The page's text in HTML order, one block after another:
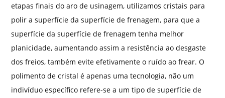
etapas finais do aro de usinagem, utilizamos cristais para
polir a superfície da superfície de frenagem, para que a
superfície da superfície de frenagem tenha melhor
planicidade, aumentando assim a resistência ao desgaste
dos freios, também evite efetivamente o ruído ao frear. O
polimento de cristal é apenas uma tecnologia, não um
indivíduo específico refere-se a um tipo de superfície de